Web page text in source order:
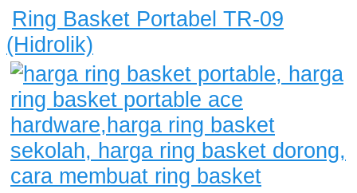
Ring Basket Portabel TR-09
(Hidrolik)